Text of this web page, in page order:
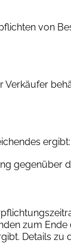
von
ergibt:
gegenüber
zum
Details zu